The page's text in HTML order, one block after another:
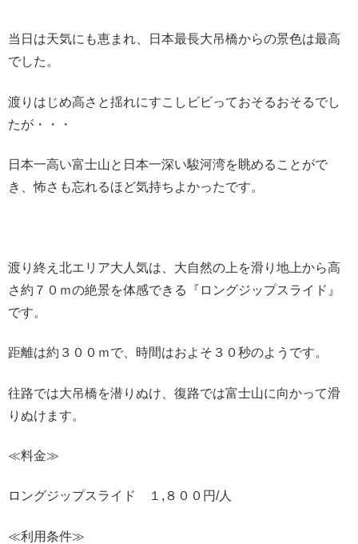
当日は天気にも恵まれ、日本最長大吊橋からの景色は最高
でした。
渡りはじめ高さと揺れにすこしビビっておそるおそるでし
たが・・・
日本一高い富士山と日本一深い駿河湾を眺めることがで
き、怖さも忘れるほど気持ちよかったです。
渡り終え北エリア大人気は、大自然の上を滑り地上から高
さ約７０ｍの絶景を体感できる『ロングジップスライド』
です。
距離は約３００ｍで、時間はおよそ３０秒のようです。
往路では大吊橋を潜りぬけ、復路では富士山に向かって滑
りぬけます。
≪料金≫
ロングジップスライド １,８００円/人
≪利用条件≫